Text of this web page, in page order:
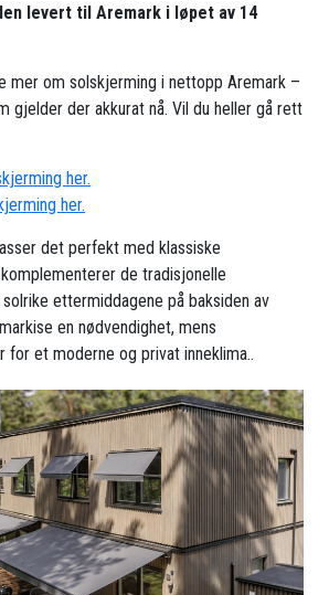
levert til Aremark i løpet av 14
mer om solskjerming i nettopp Aremark –
gjelder der akkurat nå. Vil du heller gå rett
her.
her.
det perfekt med klassiske
de tradisjonelle
ettermiddagene på baksiden av
en nødvendighet, mens
for et moderne og privat inneklima..